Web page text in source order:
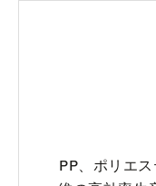
PP、ポリエ